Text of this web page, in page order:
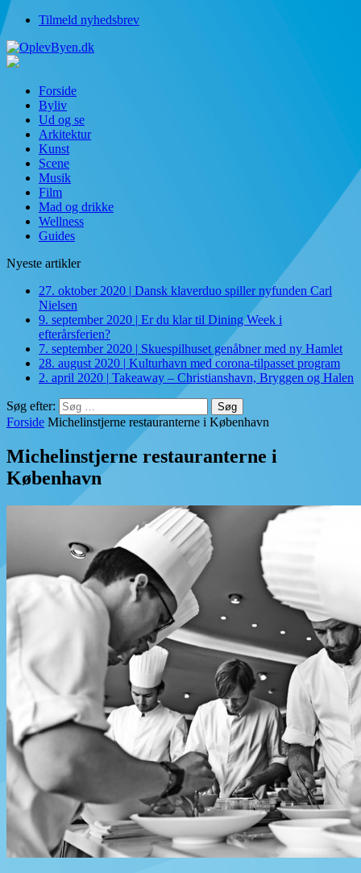
Tilmeld nyhedsbrev
Forside
Byliv
Ud og se
Arkitektur
Kunst
Scene
Musik
Film
Mad og drikke
Wellness
Guides
Nyeste artikler
27. oktober 2020 | Dansk klaverduo spiller nyfunden Carl
Nielsen
9. september 2020 | Er du klar til Dining Week i
efterårsferien?
7. september 2020 | Skuespilhuset genåbner med ny Hamlet
28. august 2020 | Kulturhavn med corona-tilpasset program
2. april 2020 | Takeaway – Christianshavn, Bryggen og Halen
Søg efter:
Forside Michelinstjerne restauranterne i København
Michelinstjerne restauranterne i
København